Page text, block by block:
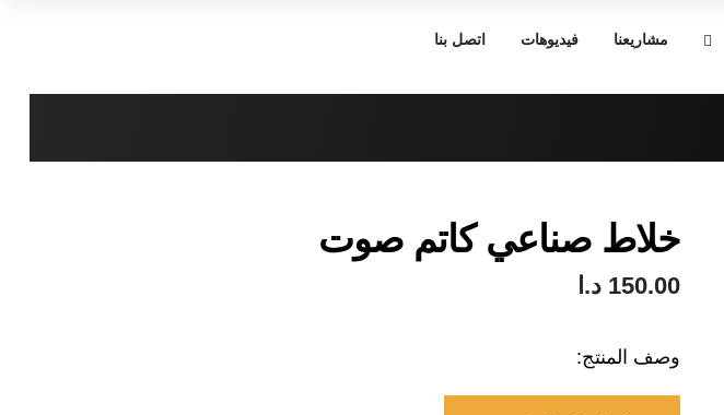
مشاريعنا فيديوهات اتصل بنا
خلاط صناعي كاتم صوت
150.00 د.ا
وصف المنتج: